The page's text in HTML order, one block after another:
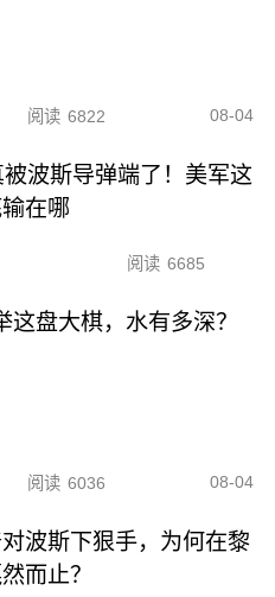
阅读 6822 08-04
波斯导弹端了！美军这
在哪
阅读 6685
盘大棋，水有多深？
阅读 6036 08-04
波斯下狠手，为何在黎
而止？